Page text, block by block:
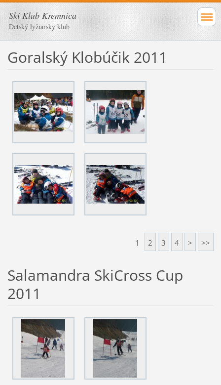
Ski Klub Kremnica
Detský lyžiarsky klub
Goralský Klobúčik 2011
1 2 3 4 > >>
Salamandra SkiCross Cup
2011